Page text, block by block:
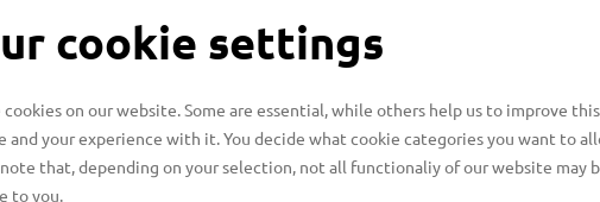
cookie settings
cookies on our website. Some are essential, while others help us to improve this
and your experience with it. You decide what cookie categories you want to
that, depending on your selection, not all functionaliy of our website may
to you.